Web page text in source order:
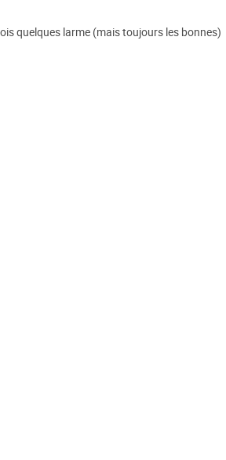
quelques larme (mais toujours les bonnes)